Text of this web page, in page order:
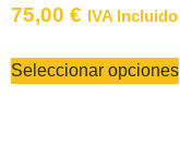
75,00 € IVA Incluido
Seleccionar opciones